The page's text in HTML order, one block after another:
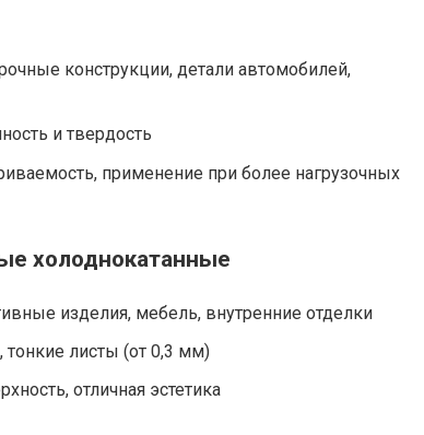
конструкции, детали автомобилей,
и твердость
применение при более нагрузочных
холоднокатанные
изделия, мебель, внутренние отделки
тонкие листы (от 0,3 мм)
отличная эстетика